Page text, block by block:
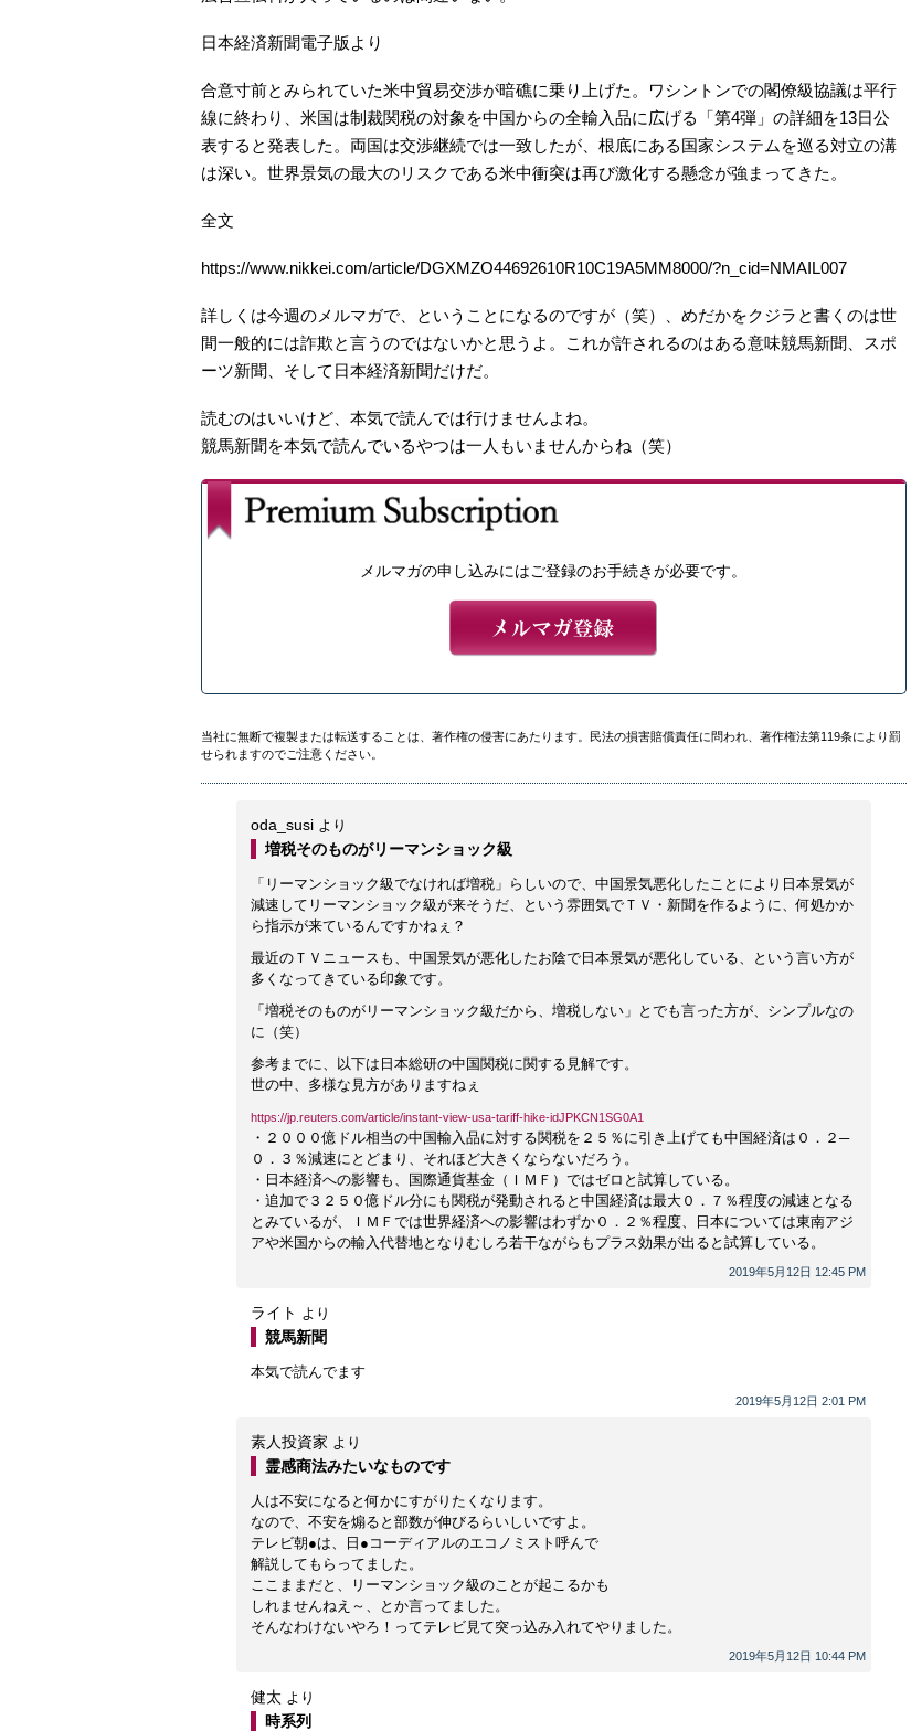
日本経済新聞電子版より
合意寸前とみられていた米中貿易交渉が暗礁に乗り上げた。ワシントンでの閣僚級協議は平行
線に終わり、米国は制裁関税の対象を中国からの全輸入品に広げる「第4弾」の詳細を13日公
表すると発表した。両国は交渉継続では一致したが、根底にある国家システムを巡る対立の溝
は深い。世界景気の最大のリスクである米中衝突は再び激化する懸念が強まってきた。
全文
https://www.nikkei.com/article/DGXMZO44692610R10C19A5MM8000/?n_cid=NMAIL007
詳しくは今週のメルマガで、ということになるのですが（笑）、めだかをクジラと書くのは世
間一般的には詐欺と言うのではないかと思うよ。これが許されるのはある意味競馬新聞、スポ
ーツ新聞、そして日本経済新聞だけだ。
読むのはいいけど、本気で読んでは行けませんよね。
競馬新聞を本気で読んでいるやつは一人もいませんからね（笑）
メルマガの申し込みにはご登録のお手続きが必要です。
当社に無断で複製または転送することは、著作権の侵害にあたります。民法の損害賠償責任に問われ、著作権法第119条により罰
せられますのでご注意ください。
oda_susi より
2019年5月12日 12:45 PM
増税そのものがリーマンショック級
「リーマンショック級でなければ増税」らしいので、中国景気悪化したことにより日本景気が
減速してリーマンショック級が来そうだ、という雰囲気でＴＶ・新聞を作るように、何処かか
ら指示が来ているんですかねぇ？
最近のＴＶニュースも、中国景気が悪化したお陰で日本景気が悪化している、という言い方が
多くなってきている印象です。
「増税そのものがリーマンショック級だから、増税しない」とでも言った方が、シンプルなの
に（笑）
参考までに、以下は日本総研の中国関税に関する見解です。
世の中、多様な見方がありますねぇ
https://jp.reuters.com/article/instant-view-usa-tariff-hike-idJPKCN1SG0A1
・２０００億ドル相当の中国輸入品に対する関税を２５％に引き上げても中国経済は０．２─
０．３％減速にとどまり、それほど大きくならないだろう。
・日本経済への影響も、国際通貨基金（ＩＭＦ）ではゼロと試算している。
・追加で３２５０億ドル分にも関税が発動されると中国経済は最大０．７％程度の減速となる
とみているが、ＩＭＦでは世界経済への影響はわずか０．２％程度、日本については東南アジ
アや米国からの輸入代替地となりむしろ若干ながらもプラス効果が出ると試算している。
ライト より
2019年5月12日 2:01 PM
競馬新聞
本気で読んでます
素人投資家 より
2019年5月12日 10:44 PM
霊感商法みたいなものです
人は不安になると何かにすがりたくなります。
なので、不安を煽ると部数が伸びるらいしいですよ。
テレビ朝●は、日●コーディアルのエコノミスト呼んで
解説してもらってました。
ここままだと、リーマンショック級のことが起こるかも
しれませんねえ～、とか言ってました。
そんなわけないやろ！ってテレビ見て突っ込み入れてやりました。
健太 より
時系列